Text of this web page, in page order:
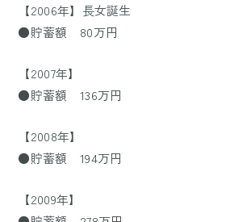
【2006年】長女誕生
●貯蓄額 80万円
【2007年】
●貯蓄額 136万円
【2008年】
●貯蓄額 194万円
【2009年】